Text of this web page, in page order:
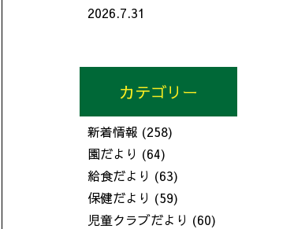
2026.7.31
カテゴリー
新着情報 (258)
園だより (64)
給食だより (63)
保健だより (59)
児童クラブだより (60)